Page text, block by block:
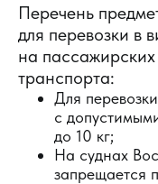
Перечень
для перевозки в
на пассажирских
транспорта:
Для
с
до 10 кг;
На суднах
запрещается